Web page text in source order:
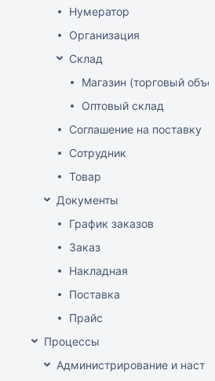
Нумератор
Организация
Склад
Магазин (торговый
Оптовый склад
Соглашение на поставку
Сотрудник
Товар
Документы
График заказов
Заказ
Накладная
Поставка
Прайс
Процессы
Администрирование и